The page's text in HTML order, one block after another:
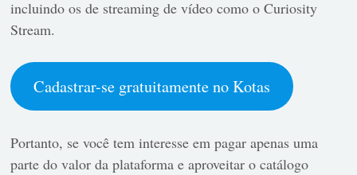
incluindo os de streaming de vídeo como o Curiosity
Stream.
Cadastrar-se gratuitamente no Kotas
Portanto, se você tem interesse em pagar apenas uma
parte do valor da plataforma e aproveitar o catálogo